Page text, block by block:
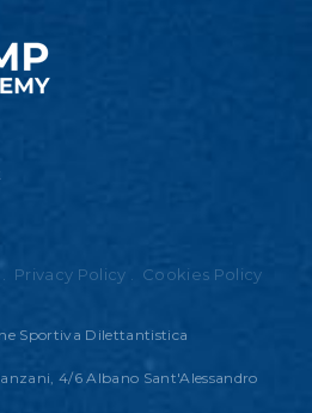
Privacy Policy Cookies Policy
Sportiva Dilettantistica
4/6 Albano Sant'Alessandro